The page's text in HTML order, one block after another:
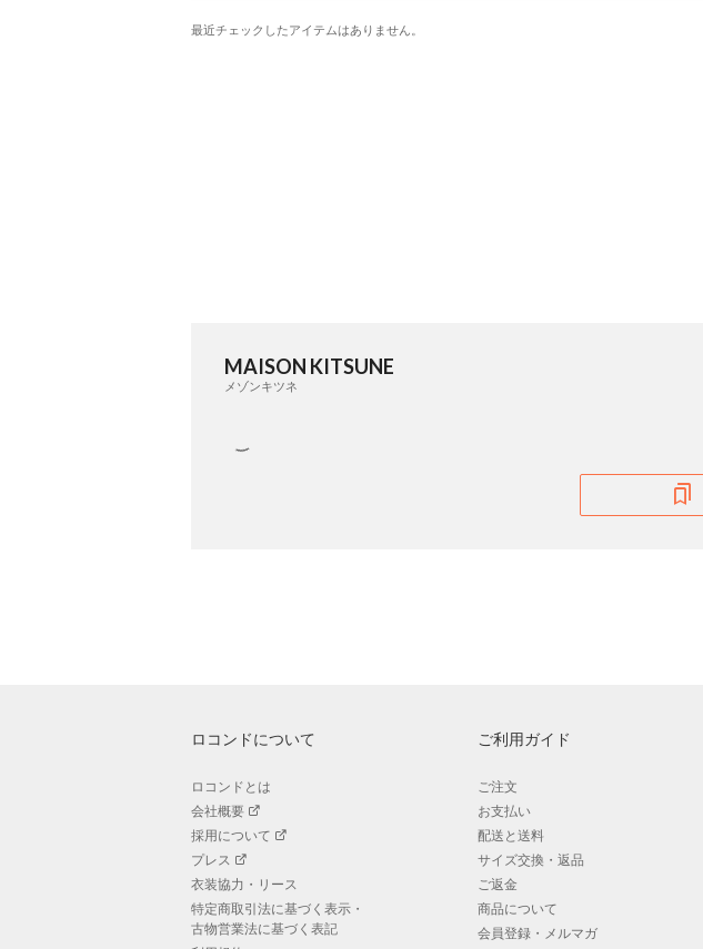
最近チェックしたアイテムはありません。
MAISON KITSUNE
メゾンキツネ
ロコンドについて
ロコンドとは
会社概要
採用について
プレス
衣装協力・リース
特定商取引法に基づく表示・
古物営業法に基づく表記
ご利用ガイド
ご注文
お支払い
配送と送料
サイズ交換・返品
ご返金
商品について
会員登録・メルマガ